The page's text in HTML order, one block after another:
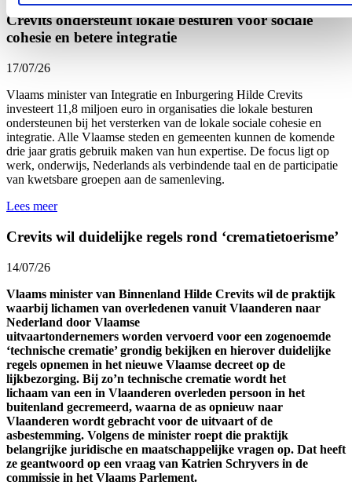
Crevits ondersteunt lokale besturen voor sociale
cohesie en betere integratie
17/07/26
Vlaams minister van Integratie en Inburgering Hilde Crevits
investeert 11,8 miljoen euro in organisaties die lokale besturen
ondersteunen bij het versterken van de lokale sociale cohesie en
integratie. Alle Vlaamse steden en gemeenten kunnen de komende
drie jaar gratis gebruik maken van hun expertise. De focus ligt op
werk, onderwijs, Nederlands als verbindende taal en de participatie
van kwetsbare groepen aan de samenleving.
Lees meer
Crevits wil duidelijke regels rond ‘crematietoerisme’
14/07/26
Vlaams minister van Binnenland Hilde Crevits wil de praktijk
waarbij lichamen van overledenen vanuit Vlaanderen naar
Nederland door Vlaamse
uitvaartondernemers worden vervoerd voor een zogenoemde
‘technische crematie’ grondig bekijken en hierover duidelijke
regels opnemen in het nieuwe Vlaamse decreet op de
lijkbezorging. Bij zo’n technische crematie wordt het
lichaam van een in Vlaanderen overleden persoon in het
buitenland gecremeerd, waarna de as opnieuw naar
Vlaanderen wordt gebracht voor de uitvaart of de
asbestemming. Volgens de minister roept die praktijk
belangrijke juridische en maatschappelijke vragen op. Dat heeft
ze geantwoord op een vraag van Katrien Schryvers in de
commissie in het Vlaams Parlement.